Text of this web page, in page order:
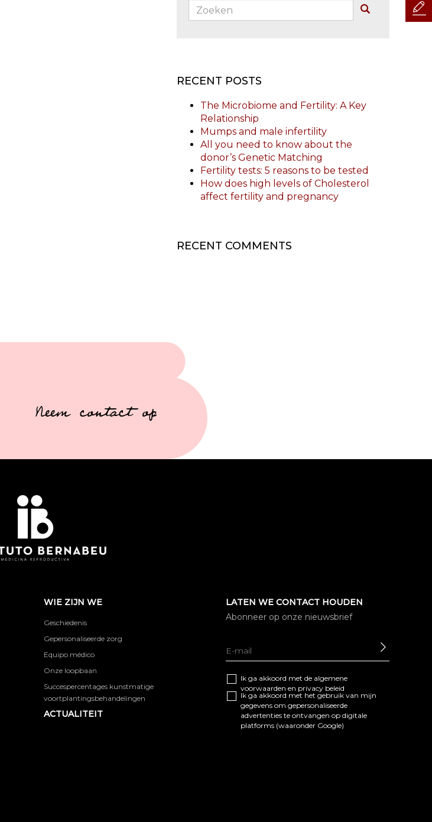
Zoeken:
RECENT POSTS
The Microbiome and Fertility: A Key
Relationship
Mumps and male infertility
All you need to know about the
donor’s Genetic Matching
Fertility tests: 5 reasons to be tested
How does high levels of Cholesterol
affect fertility and pregnancy
RECENT COMMENTS
Neem contact op
WIE ZIJN WE
Geschiedenis
Gepersonaliseerde zorg
Equipo médico
Onze loopbaan
Succespercentages kunstmatige
voortplantingsbehandelingen
ACTUALITEIT
LATEN WE CONTACT HOUDEN
Abonneer op onze nieuwsbrief
Ik ga akkoord met de algemene
voorwaarden en privacy beleid
Ik ga akkoord met het gebruik van mijn
gegevens om gepersonaliseerde
advertenties te ontvangen op digitale
platforms (waaronder Google)